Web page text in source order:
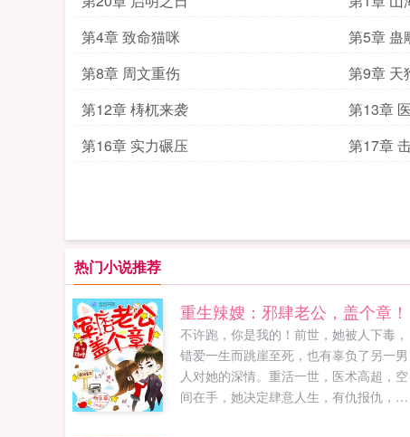
第4章 致命猫咪
第5章 蛊
第8章 周文重伤
第9章 天
第12章 梼杌来袭
第13章
第16章 实力碾压
第17章
热门小说推荐
重生辣嫂：邪肆老公，盖个章！
不许跑，你是我的！前世，她被人下毒，
错爱一生而跳崖至死，也有辜负了另一男
人对她的深情。重活一世，医术高超，空
间在手，她决定肆意人生，有仇报仇，有